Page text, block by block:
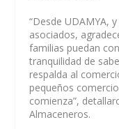
“Desde UDAMYA,
asociados,
familias puedan
tranquilidad de
respalda al
pequeños
comienza”,
Almaceneros.